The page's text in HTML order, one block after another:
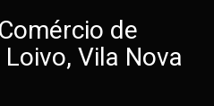
de
Vila Nova